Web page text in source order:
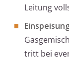
Leitung
tritt bei